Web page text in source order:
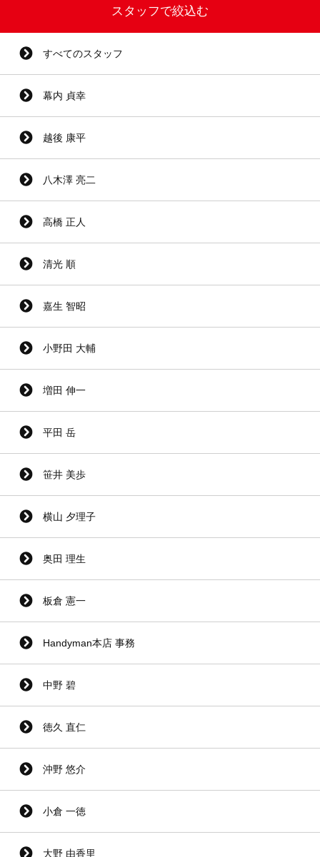
スタッフで絞込む
すべてのスタッフ
幕内 貞幸
越後 康平
八木澤 亮二
高橋 正人
清光 順
嘉生 智昭
小野田 大輔
増田 伸一
平田 岳
笹井 美歩
横山 夕理子
奥田 理生
板倉 憲一
Handyman本店 事務
中野 碧
徳久 直仁
沖野 悠介
小倉 一徳
大野 由香里